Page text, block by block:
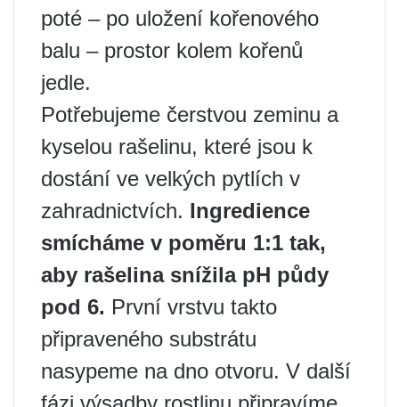
poté – po uložení kořenového
balu – prostor kolem kořenů
jedle.
Potřebujeme čerstvou zeminu a
kyselou rašelinu, které jsou k
dostání ve velkých pytlích v
zahradnictvích. Ingredience
smícháme v poměru 1:1 tak,
aby rašelina snížila pH půdy
pod 6. První vrstvu takto
připraveného substrátu
nasypeme na dno otvoru. V další